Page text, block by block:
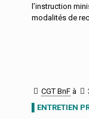
l’instruction
modalités de
CGT BnF à
▌ENTRETIEN